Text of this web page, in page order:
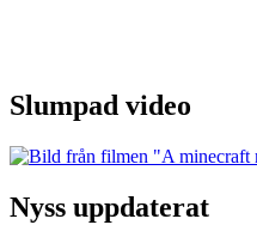
Slumpad video
Nyss uppdaterat